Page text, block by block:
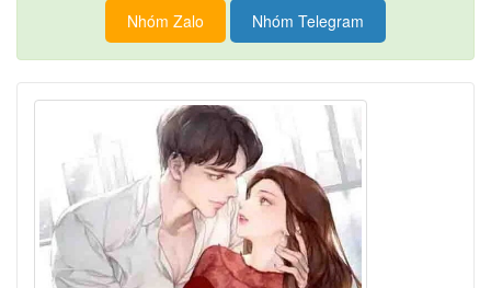
Nhóm Zalo Nhóm Telegram